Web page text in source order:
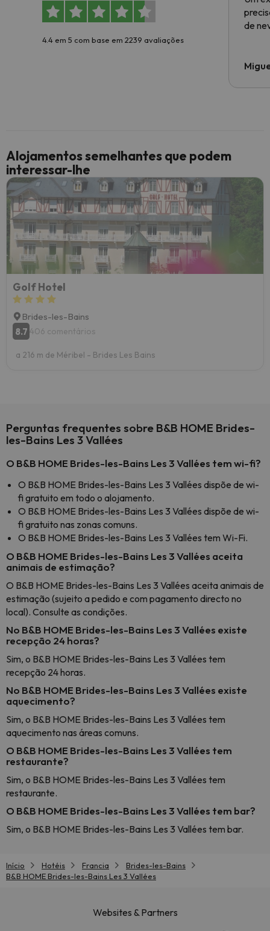
4.4 em 5 com base em 2239 avaliações
de
Alojamentos semelhantes que podem
interessar-lhe
Golf Hotel
Brides-les-Bains
8.7 406 comentários
a 216 m de Méribel - Brides Les Bains
Perguntas frequentes sobre B&B HOME Brides-
les-Bains Les 3 Vallées
O B&B HOME Brides-les-Bains Les 3 Vallées tem wi-fi?
O B&B HOME Brides-les-Bains Les 3 Vallées dispõe de wi-
fi gratuito em todo o alojamento.
O B&B HOME Brides-les-Bains Les 3 Vallées dispõe de wi-
fi gratuito nas zonas comuns.
O B&B HOME Brides-les-Bains Les 3 Vallées tem Wi-Fi.
O B&B HOME Brides-les-Bains Les 3 Vallées aceita
animais de estimação?
O B&B HOME Brides-les-Bains Les 3 Vallées aceita animais de
estimação (sujeito a pedido e com pagamento directo no
local). Consulte as condições.
No B&B HOME Brides-les-Bains Les 3 Vallées existe
recepção 24 horas?
Sim, o B&B HOME Brides-les-Bains Les 3 Vallées tem
recepção 24 horas.
No B&B HOME Brides-les-Bains Les 3 Vallées existe
aquecimento?
Sim, o B&B HOME Brides-les-Bains Les 3 Vallées tem
aquecimento nas áreas comuns.
O B&B HOME Brides-les-Bains Les 3 Vallées tem
restaurante?
Sim, o B&B HOME Brides-les-Bains Les 3 Vallées tem
restaurante.
O B&B HOME Brides-les-Bains Les 3 Vallées tem bar?
Sim, o B&B HOME Brides-les-Bains Les 3 Vallées tem bar.
Início Hotéis Francia
Brides-les-Bains
B&B HOME Brides-les-Bains Les 3 Vallées
Websites & Partners